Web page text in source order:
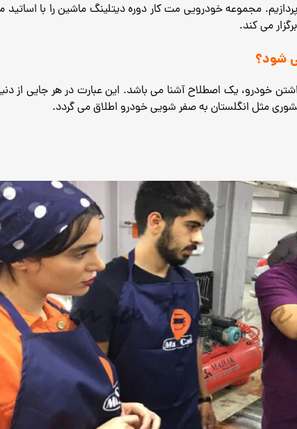
مجموعه خودرویی مت کار دوره دیتلینگ ماشین را با اساتید
می کند.
شود؟
خودرو، یک اصطلاح آشنا می باشد. این عبارت در هر جایی از
مثل انگلستان به صفر شویی خودرو اطلاق می گردد.